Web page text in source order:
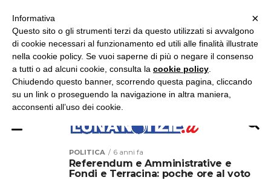
ASCOLTA RADIO LUNA
POLITICA 6 anni fa
Referendum e Amministrative e
Fondi e Terracina: poche ore al voto
×
×
Informativa
Questo sito o gli strumenti terzi da questo utilizzati si avvalgono
di cookie necessari al funzionamento ed utili alle finalità illustrate
nella cookie policy. Se vuoi saperne di più o negare il consenso
a tutti o ad alcuni cookie, consulta la cookie policy
Chiudendo questo banner, scorrendo questa pagina, cliccando
su un link o proseguendo la navigazione in altra maniera,
acconsenti all’uso dei cookie.